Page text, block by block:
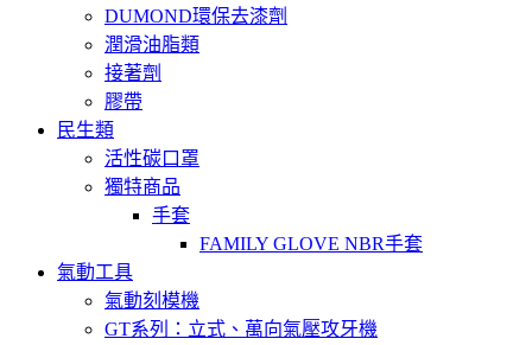
DUMOND環保去漆劑
潤滑油脂類
接著劑
膠帶
民生類
活性碳口罩
獨特商品
手套
FAMILY GLOVE NBR手套
氣動工具
氣動刻模機
GT系列：立式、萬向氣壓攻牙機